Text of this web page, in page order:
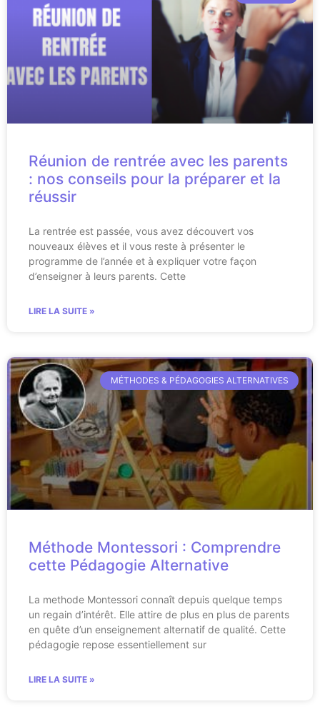
Réunion de rentrée avec les parents
: nos conseils pour la préparer et la
réussir
La rentrée est passée, vous avez découvert vos
nouveaux élèves et il vous reste à présenter le
programme de l’année et à expliquer votre façon
d’enseigner à leurs parents. Cette
LIRE LA SUITE »
MÉTHODES & PÉDAGOGIES ALTERNATIVES
Méthode Montessori : Comprendre
cette Pédagogie Alternative
La methode Montessori connaît depuis quelque temps
un regain d’intérêt. Elle attire de plus en plus de parents
en quête d’un enseignement alternatif de qualité. Cette
pédagogie repose essentiellement sur
LIRE LA SUITE »